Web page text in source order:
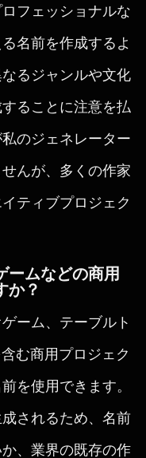
フェッショナルな
名前を作成するよ
るジャンルや文化
ることに注意を払
のジェネレーター
んが、多くの作家
ティブプロジェク
ームなどの商用
か？
ーム、テーブルト
む商用プロジェク
を使用できます。
されるため、名前
、業界の既存の作